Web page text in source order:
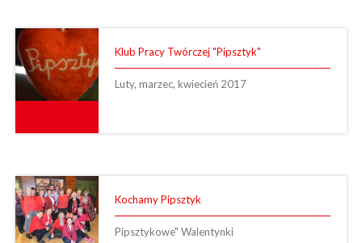
Klub Pracy Twórczej "Pipsztyk"
Luty, marzec, kwiecień 2017
Kochamy Pipsztyk
Pipsztykowe" Walentynki